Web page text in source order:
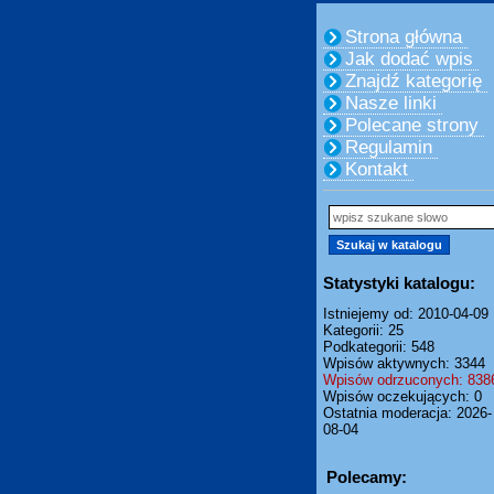
Strona główna
Jak dodać wpis
Znajdź kategorię
Nasze linki
Polecane strony
Regulamin
Kontakt
Statystyki katalogu:
Istniejemy od: 2010-04-09
Kategorii: 25
Podkategorii: 548
Wpisów aktywnych: 3344
Wpisów odrzuconych:
Wpisów oczekujących: 0
Ostatnia moderacja: 2026-
08-04
Polecamy: